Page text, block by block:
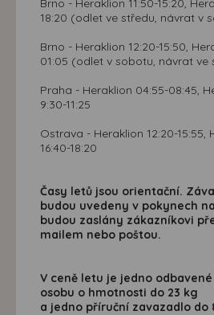
Brno - Heraklion 11:50-15:20,
18:20 (odlet ve středu, návrat v
Brno - Heraklion 12:20-15:50,
01:05 (odlet v sobotu, návrat ve
Praha - Heraklion 04:55-08:45,
9:30-11:25
Ostrava - Heraklion 12:20-15:55,
16:40-18:20
Časy letů jsou orientační.
budou uvedeny v pokynech
budou zaslány zákazníkovi
mailem nebo poštou.
V ceně letu je jedno
osobu o hmotnosti do 23 kg
a jedno příruční zavazadlo do